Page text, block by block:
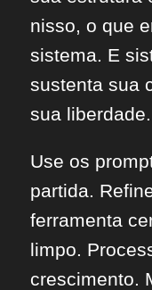
nisso, o que
sistema. E
sustenta sua
sua liberdade.
Use os
partida.
ferramenta
limpo.
crescimento.